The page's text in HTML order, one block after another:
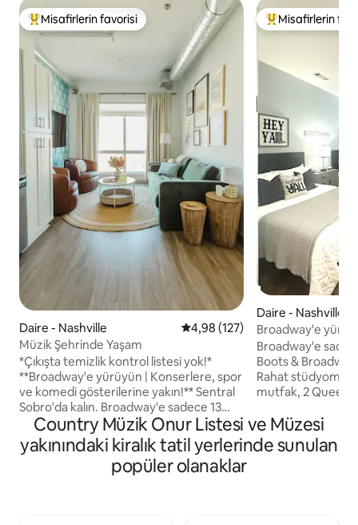
Misafirlerin favorilerinden en beğenilenler arasında
Misafirlerin favorisi
Daire - Nashville 5 üzerinden ortalama 4,98
4,98 (127)
Müzik Şehrinde Yaşam
*Çıkışta temizlik kontrol listesi yok!*
**Broadway'e yürüyün | Konserlere, spor
ve komedi gösterilerine yakın!** Sentral
Sobro'da kalın. Broadway'e sadece 13
dakika yürüme mesafesinde ve en iyi
mekânlara birkaç adım uzaklıktadır.
Bridgestone Arena, Ryman Auditorium,
Nissan Stadyumu ve daha fazlasına hızlı
Misafirlerin
Misafirlerin
Daire - Nashville
Broadway'e
Broadway'e
Boots &
Rahat stüdyomuz,
mutfak, 2 Queen
yastık ve
malzemeleri ve
kendinizi
Country Müzik Onur Listesi ve Müzesi
yakınındaki kiralık tatil yerlerinde sunulan
popüler olanaklar